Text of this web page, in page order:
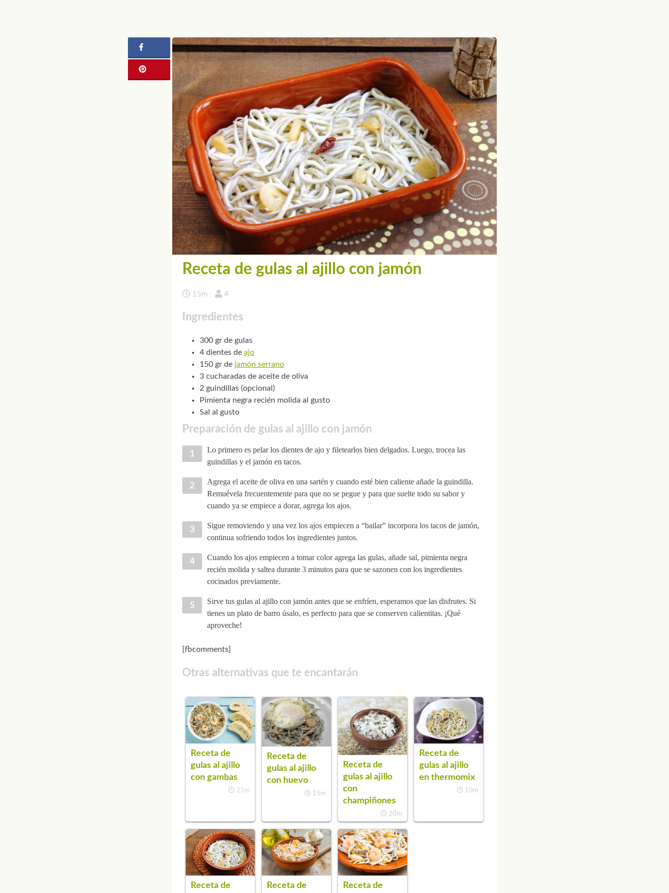
Receta de gulas al ajillo con jamón
15m 4
Ingredientes
300 gr de gulas
4 dientes de ajo
150 gr de jamón serrano
3 cucharadas de aceite de oliva
2 guindillas (opcional)
Pimienta negra recién molida al gusto
Sal al gusto
Preparación de gulas al ajillo con jamón
Lo primero es pelar los dientes de ajo y filetearlos bien delgados. Luego, trocea las
guindillas y el jamón en tacos.
Agrega el aceite de oliva en una sartén y cuando esté bien caliente añade la guindilla.
Remuévela frecuentemente para que no se pegue y para que suelte todo su sabor y
cuando ya se empiece a dorar, agrega los ajos.
Sigue removiendo y una vez los ajos empiecen a “bailar” incorpora los tacos de jamón,
continua sofriendo todos los ingredientes juntos.
Cuando los ajos empiecen a tomar color agrega las gulas, añade sal, pimienta negra
recién molida y saltea durante 3 minutos para que se sazonen con los ingredientes
cocinados previamente.
Sirve tus gulas al ajillo con jamón antes que se enfríen, esperamos que las disfrutes. Si
tienes un plato de barro úsalo, es perfecto para que se conserven calientitas. ¡Qué
aproveche!
[fbcomments]
Otras alternativas que te encantarán
Receta de
gulas al ajillo
con gambas
25m
Receta de
gulas al ajillo
con huevo
15m
Receta de
gulas al ajillo
con
champiñones
20m
Receta de
gulas al ajillo
en thermomix
10m
Receta de Receta de Receta de